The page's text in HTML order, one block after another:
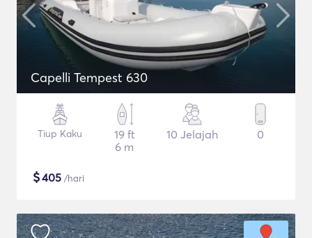
Capelli Tempest 630
Tiup Kaku
19 ft
6 m
10 Jelajah 0
$405 /hari